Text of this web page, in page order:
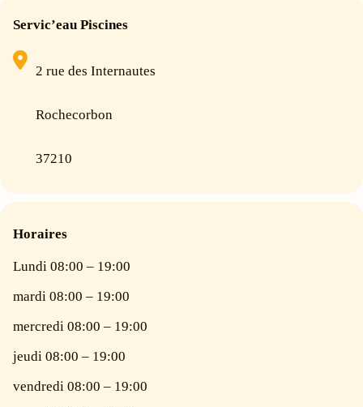
Servic’eau Piscines
2 rue des Internautes
Rochecorbon
37210
Horaires
Lundi 08:00 – 19:00
mardi 08:00 – 19:00
mercredi 08:00 – 19:00
jeudi 08:00 – 19:00
vendredi 08:00 – 19:00